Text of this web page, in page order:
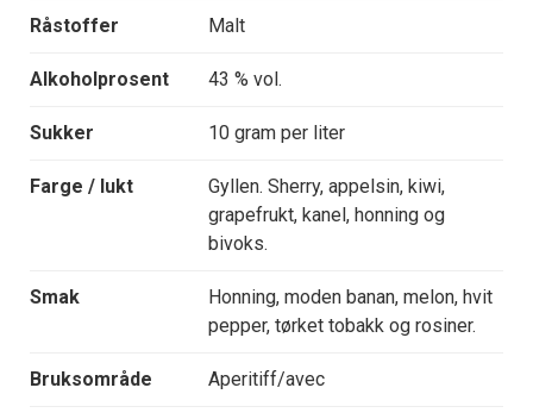
Råstoffer Malt
Alkoholprosent 43 % vol.
Sukker 10 gram per liter
Farge / lukt
Gyllen. Sherry, appelsin, kiwi,
grapefrukt, kanel, honning og
bivoks.
Smak
Honning, moden banan, melon, hvit
pepper, tørket tobakk og rosiner.
Bruksområde Aperitiff/avec